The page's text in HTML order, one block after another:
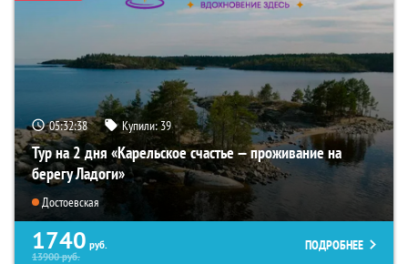
05:32:37 Купили:39
Тур на 2 дня «Карельское счастье — проживание на
берегу Ладоги»
Достоевская
1740 руб.
13900руб.
ПОДРОБНЕЕ